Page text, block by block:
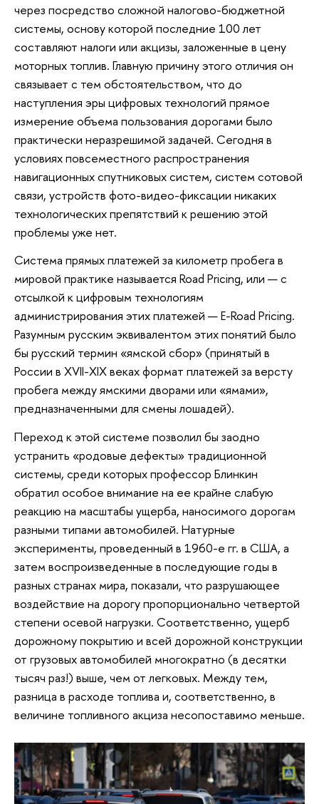
через посредство сложной налогово-бюджетной
системы, основу которой последние 100 лет
составляют налоги или акцизы, заложенные в цену
моторных топлив. Главную причину этого отличия он
связывает с тем обстоятельством, что до
наступления эры цифровых технологий прямое
измерение объема пользования дорогами было
практически неразрешимой задачей. Сегодня в
условиях повсеместного распространения
навигационных спутниковых систем, систем сотовой
связи, устройств фото-видео-фиксации никаких
технологических препятствий к решению этой
проблемы уже нет.
Система прямых платежей за километр пробега в
мировой практике называется Road Pricing, или — с
отсылкой к цифровым технологиям
администрирования этих платежей — E-Road Pricing.
Разумным русским эквивалентом этих понятий было
бы русский термин «ямской сбор» (принятый в
России в XVII-XIX веках формат платежей за версту
пробега между ямскими дворами или «ямами»,
предназначенными для смены лошадей).
Переход к этой системе позволил бы заодно
устранить «родовые дефекты» традиционной
системы, среди которых профессор Блинкин
обратил особое внимание на ее крайне слабую
реакцию на масштабы ущерба, наносимого дорогам
разными типами автомобилей. Натурные
эксперименты, проведенный в 1960-е гг. в США, а
затем воспроизведенные в последующие годы в
разных странах мира, показали, что разрушающее
воздействие на дорогу пропорционально четвертой
степени осевой нагрузки. Соответственно, ущерб
дорожному покрытию и всей дорожной конструкции
от грузовых автомобилей многократно (в десятки
тысяч раз!) выше, чем от легковых. Между тем,
разница в расходе топлива и, соответственно, в
величине топливного акциза несопоставимо меньше.